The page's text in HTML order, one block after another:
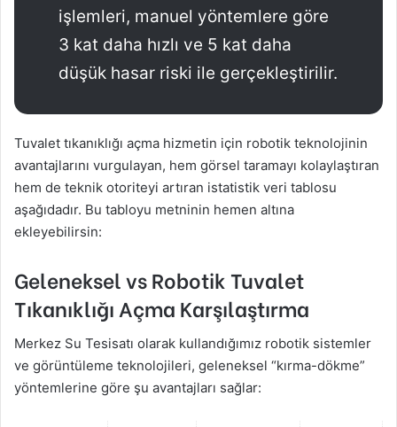
işlemleri, manuel yöntemlere göre
3 kat daha hızlı ve 5 kat daha
düşük hasar riski ile gerçekleştirilir.
Tuvalet tıkanıklığı açma hizmetin için robotik teknolojinin
avantajlarını vurgulayan, hem görsel taramayı kolaylaştıran
hem de teknik otoriteyi artıran istatistik veri tablosu
aşağıdadır. Bu tabloyu metninin hemen altına
ekleyebilirsin:
Geleneksel vs Robotik Tuvalet
Tıkanıklığı Açma Karşılaştırma
Merkez Su Tesisatı olarak kullandığımız robotik sistemler
ve görüntüleme teknolojileri, geleneksel “kırma-dökme”
yöntemlerine göre şu avantajları sağlar: